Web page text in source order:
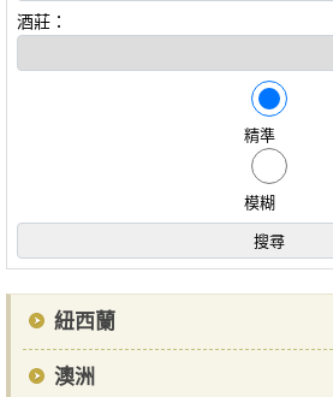
酒莊：
精準
模糊
紐西蘭
澳洲